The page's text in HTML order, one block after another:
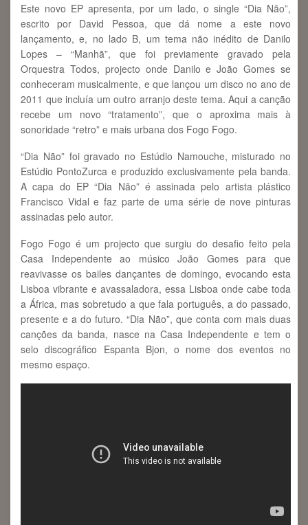
Este novo EP apresenta, por um lado, o single “Dia Não”,
escrito por David Pessoa, que dá nome a este novo
lançamento, e, no lado B, um tema não inédito de Danilo
Lopes – “Manhã”, que foi previamente gravado pela
Orquestra Todos, projecto onde Danilo e João Gomes se
conheceram musicalmente, e que lançou um disco no ano de
2011 que incluía um outro arranjo deste tema. Aqui a canção
recebe um novo “tratamento”, que o aproxima mais à
sonoridade “retro” e mais urbana dos Fogo Fogo.
“Dia Não” foi gravado no Estúdio Namouche, misturado no
Estúdio PontoZurca e produzido exclusivamente pela banda.
A capa do EP “Dia Não” é assinada pelo artista plástico
Francisco Vidal e faz parte de uma série de nove pinturas
assinadas pelo autor.
Fogo Fogo é um projecto que surgiu do desafio feito pela
Casa Independente ao músico João Gomes para que
reavivasse os bailes dançantes de domingo, evocando esta
Lisboa vibrante e avassaladora, essa Lisboa onde cabe toda
a África, mas sobretudo a que fala português, a do passado,
presente e a do futuro. “Dia Não”, que conta com mais duas
canções da banda, nasce na Casa Independente e tem o
selo discográfico Espanta Bjon, o nome dos eventos no
mesmo espaço.